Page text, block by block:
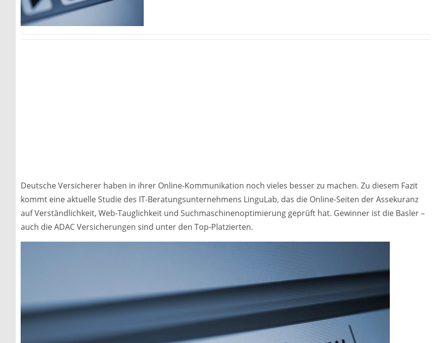
Deutsche Versicherer haben in ihrer Online-Kommunikation noch vieles besser zu machen. Zu diesem Fazit
kommt eine aktuelle Studie des IT-Beratungsunternehmens LinguLab, das die Online-Seiten der Assekuranz
auf Verständlichkeit, Web-Tauglichkeit und Suchmaschinenoptimierung geprüft hat. Gewinner ist die Basler –
auch die ADAC Versicherungen sind unter den Top-Platzierten.